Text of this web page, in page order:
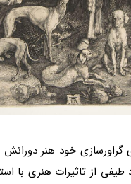
گراورسازی خود هنر
طیفی از تاثیرات هنری با